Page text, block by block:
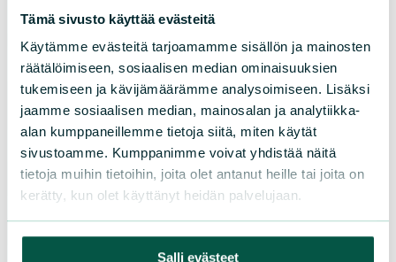
Tämä sivusto käyttää evästeitä
Käytämme evästeitä tarjoamamme sisällön ja mainosten
räätälöimiseen, sosiaalisen median ominaisuuksien
tukemiseen ja kävijämäärämme analysoimiseen. Lisäksi
jaamme sosiaalisen median, mainosalan ja analytiikka-
alan kumppaneillemme tietoja siitä, miten käytät
sivustoamme. Kumppanimme voivat yhdistää näitä
tietoja muihin tietoihin, joita olet antanut heille tai joita on
kerätty, kun olet käyttänyt heidän palvelujaan.
Salli evästeet
LIITY JÄSENEKSI
Suomen luonnonsuojeluliiton
piirit
Etelä-Häme
Etelä-Karjala
Etelä-Savo
Kainuu